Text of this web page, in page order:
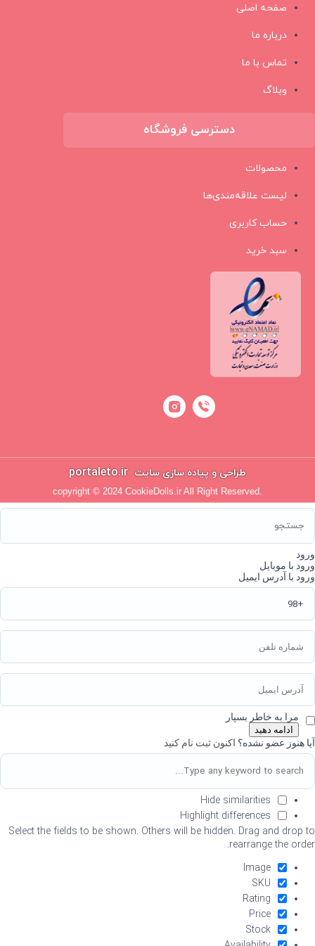
صفحه اصلی
درباره ما
تماس با ما
وبلاگ
دسترسی فروشگاه
محصولات
لیست علاقه‌مندی‌ها
حساب کاربری
سبد خرید
طراحی و پیاده سازی سایت portaleto.ir
copyright © 2024 CookieDolls.ir All Right Reserved.
ورود
ورود با موبایل
ورود با آدرس ایمیل
مرا به خاطر بسپار
ادامه دهید
آیا هنوز عضو نشده؟ اکنون ثبت نام کنید
Hide similarities
Highlight differences
Select the fields to be shown. Others will be hidden. Drag and drop to
rearrange the order.
Image
SKU
Rating
Price
Stock